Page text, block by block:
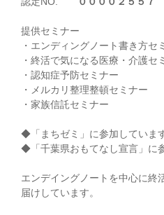
提供セミナー
・エンディングノート書き方セ
・終活で気になる医療・介護セ
・認知症予防セミナー
・メルカリ整理整頓セミナー
・家族信託セミナー
◆「まちゼミ」に参加しています
◆「千葉県おもてなし宣言」に
エンデイングノートを中心に終
届けしています。